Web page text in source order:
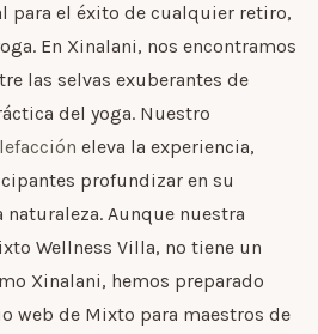
para el éxito de cualquier retiro,
En Xinalani, nos encontramos
las selvas exuberantes de
del yoga. Nuestro
eleva la experiencia,
profundizar en su
Aunque nuestra
Wellness Villa, no tiene un
Xinalani, hemos preparado
web de Mixto para maestros de